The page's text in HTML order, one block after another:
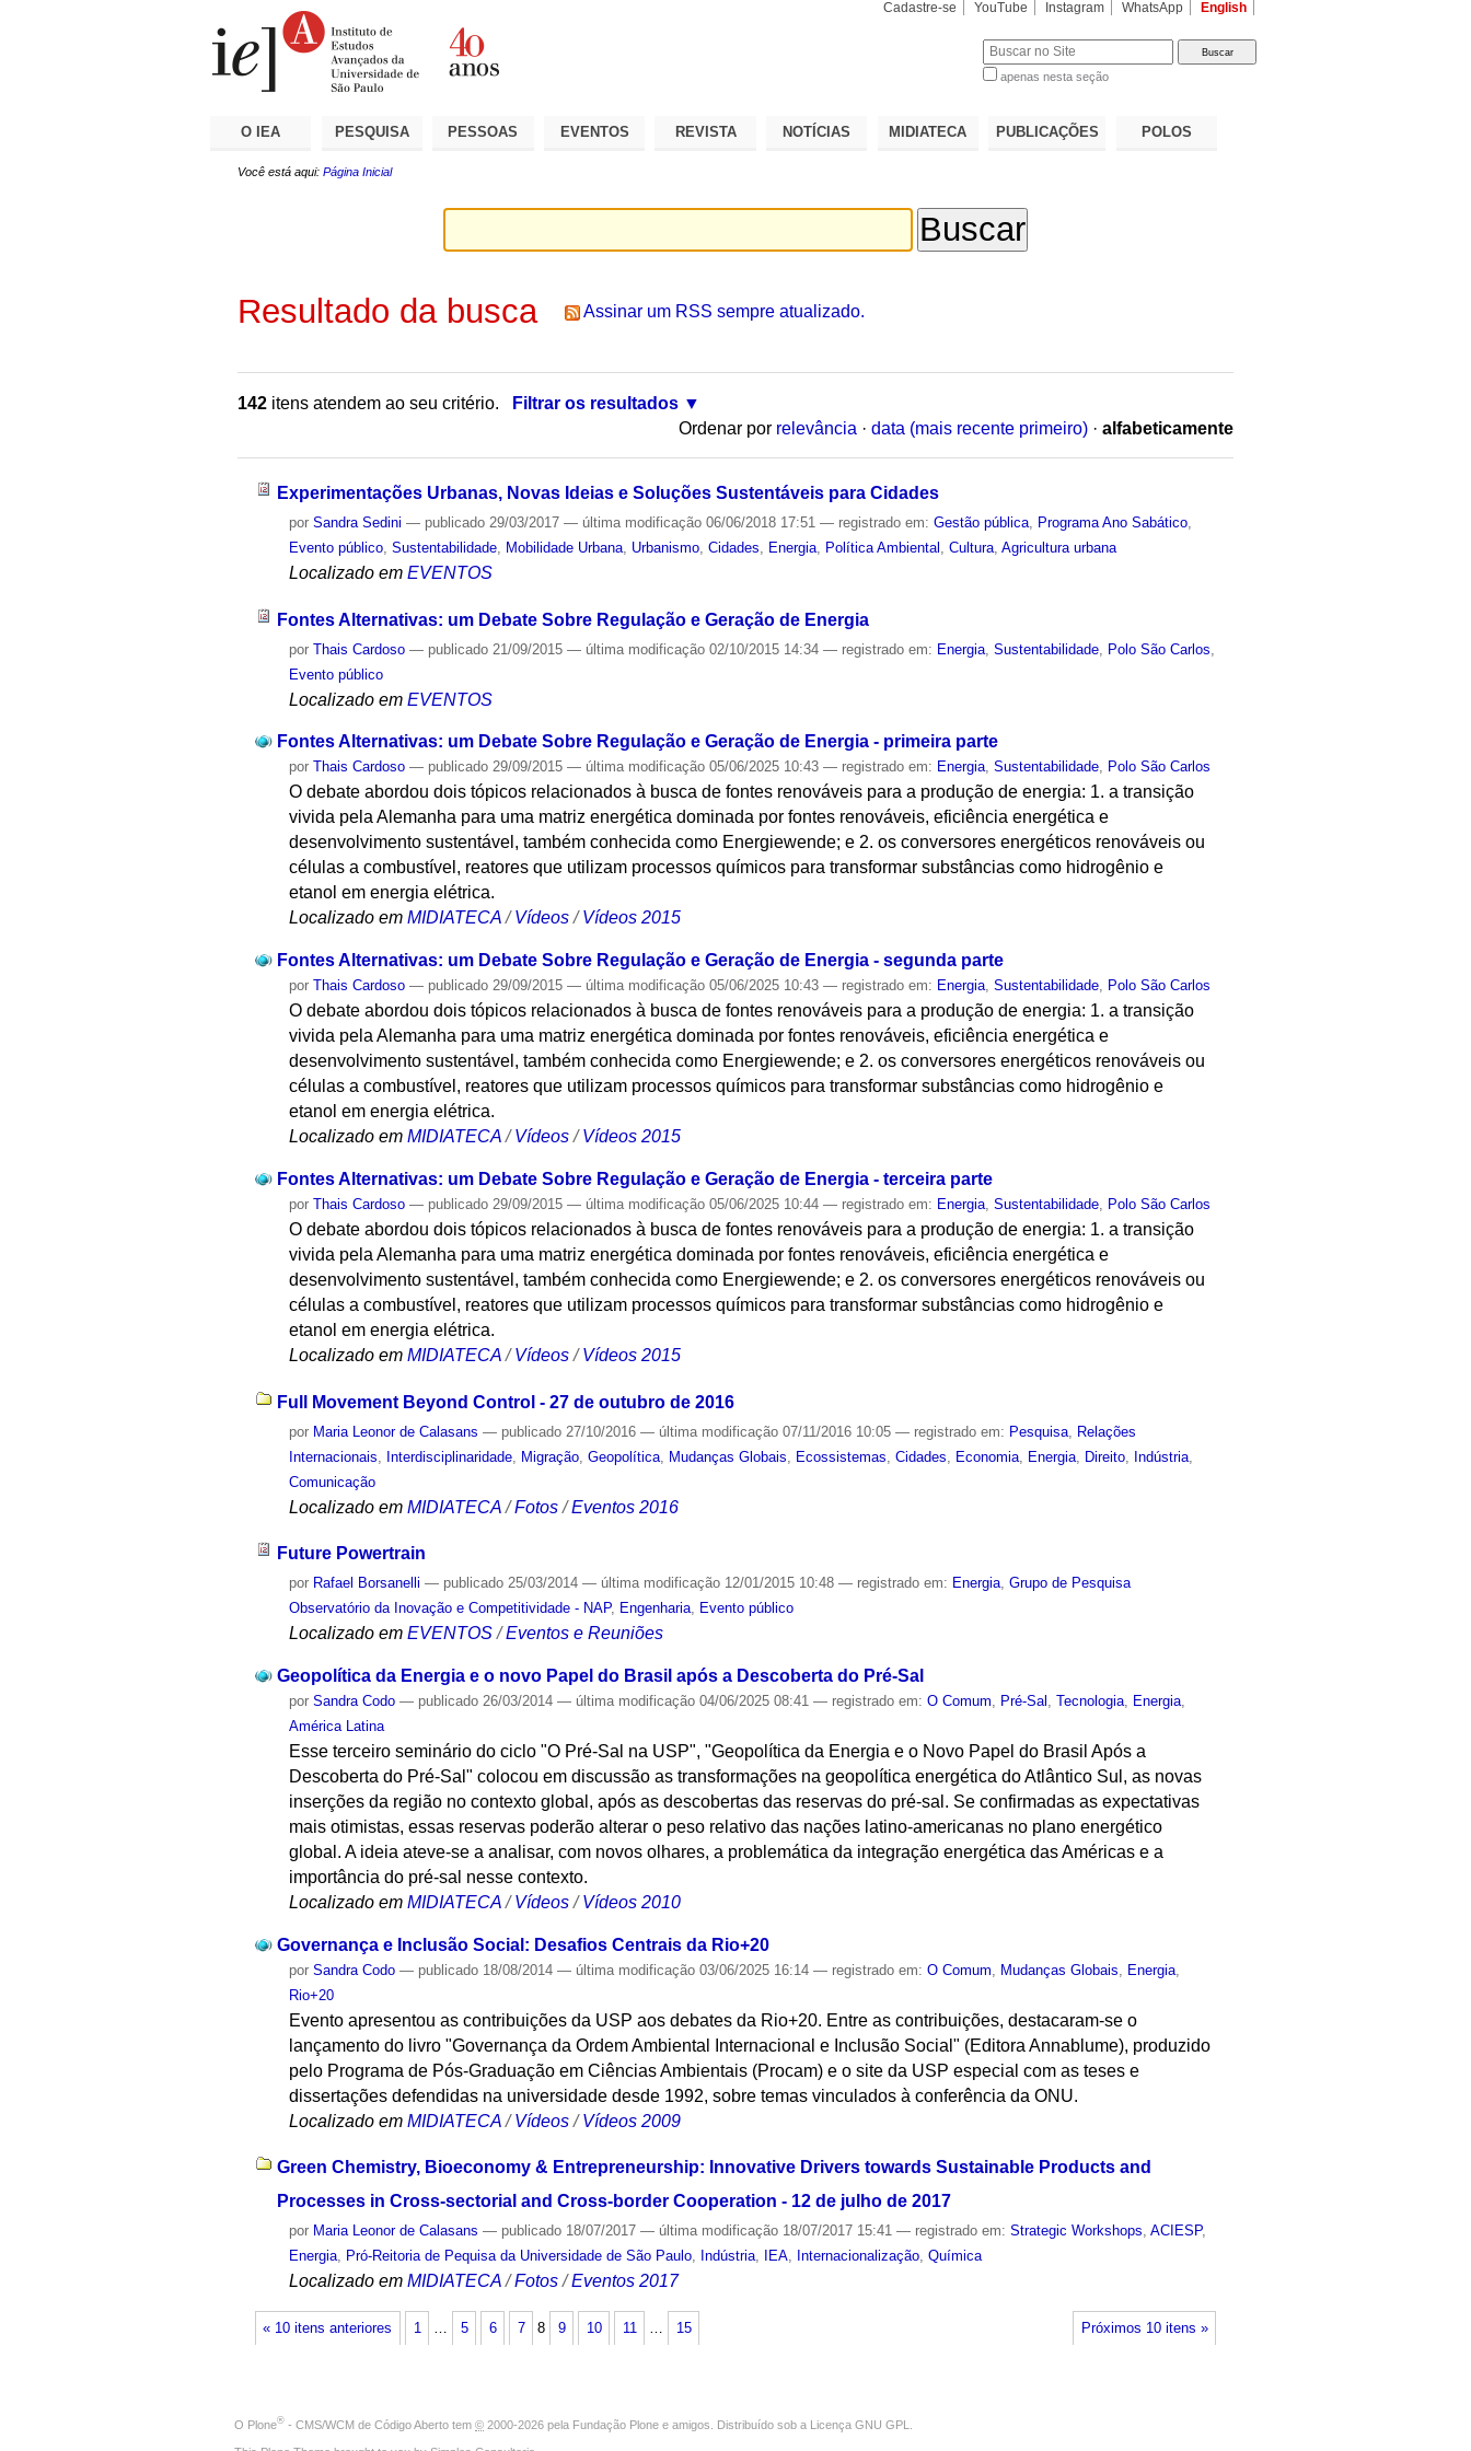
Cadastre-se YouTube Instagram WhatsApp English
apenas nesta seção
O IEA PESQUISA PESSOAS EVENTOS REVISTA NOTÍCIAS MIDIATECA PUBLICAÇÕES POLOS
Você está aqui: Página Inicial
Resultado da busca Assinar um RSS sempre atualizado.
142 itens atendem ao seu critério.
Filtrar os resultados
Ordenar por relevância · data (mais recente primeiro) · alfabeticamente
Experimentações Urbanas, Novas Ideias e Soluções Sustentáveis para Cidades
porSandra Sedini — publicado 29/03/2017— última modificação 06/06/2018 17:51— registrado em:Gestão pública Programa Ano Sabático
Evento público ,Sustentabilidade Mobilidade Urbana Urbanismo ,Cidades Energia Política Ambiental ,Cultura ,Agricultura urbana
Localizado em EVENTOS
Fontes Alternativas: um Debate Sobre Regulação e Geração de Energia
porThais Cardoso — publicado 21/09/2015— última modificação 02/10/2015 14:34— registrado em: Energia ,Sustentabilidade Polo São Carlos
Evento público
Localizado em EVENTOS
Fontes Alternativas: um Debate Sobre Regulação e Geração de Energia - primeira parte
porThais Cardoso — publicado 29/09/2015— última modificação 05/06/2025 10:43— registrado em: Energia,Sustentabilidade, Polo São Carlos
O debate abordou dois tópicos relacionados à busca de fontes renováveis para a produção de energia: 1. a transição
vivida pela Alemanha para uma matriz energética dominada por fontes renováveis, eficiência energética e
desenvolvimento sustentável, também conhecida como Energiewende; e 2. os conversores energéticos renováveis ou
células a combustível, reatores que utilizam processos químicos para transformar substâncias como hidrogênio e
etanol em energia elétrica.
Localizado em MIDIATECA /Vídeos /Vídeos 2015
Fontes Alternativas: um Debate Sobre Regulação e Geração de Energia - segunda parte
porThais Cardoso — publicado 29/09/2015— última modificação 05/06/2025 10:43— registrado em: Energia,Sustentabilidade, Polo São Carlos
O debate abordou dois tópicos relacionados à busca de fontes renováveis para a produção de energia: 1. a transição
vivida pela Alemanha para uma matriz energética dominada por fontes renováveis, eficiência energética e
desenvolvimento sustentável, também conhecida como Energiewende; e 2. os conversores energéticos renováveis ou
células a combustível, reatores que utilizam processos químicos para transformar substâncias como hidrogênio e
etanol em energia elétrica.
Localizado em MIDIATECA /Vídeos /Vídeos 2015
Fontes Alternativas: um Debate Sobre Regulação e Geração de Energia - terceira parte
porThais Cardoso — publicado 29/09/2015— última modificação 05/06/2025 10:44— registrado em: Energia ,Sustentabilidade Polo São Carlos
O debate abordou dois tópicos relacionados à busca de fontes renováveis para a produção de energia: 1. a transição
vivida pela Alemanha para uma matriz energética dominada por fontes renováveis, eficiência energética e
desenvolvimento sustentável, também conhecida como Energiewende; e 2. os conversores energéticos renováveis ou
células a combustível, reatores que utilizam processos químicos para transformar substâncias como hidrogênio e
etanol em energia elétrica.
Localizado em MIDIATECA /Vídeos /Vídeos 2015
Full Movement Beyond Control - 27 de outubro de 2016
por Maria Leonor de Calasans — publicado 27/10/2016— última modificação 07/11/2016 10:05— registrado em: Pesquisa Relações
Internacionais
Interdisciplinaridade Migração ,Geopolítica Mudanças Globais Ecossistemas ,Cidades Economia Energia Direito Indústria
Comunicação
Localizado em MIDIATECA /Fotos /Eventos 2016
Future Powertrain
por Rafael Borsanelli — publicado 25/03/2014— última modificação 12/01/2015 10:48— registrado em: Energia,Grupo de Pesquisa
Observatório da Inovação e Competitividade - NAP, Engenharia, Evento público
Localizado em EVENTOS /Eventos e Reuniões
Geopolítica da Energia e o novo Papel do Brasil após a Descoberta do Pré-Sal
porSandra Codo — publicado 26/03/2014— última modificação 04/06/2025 08:41— registrado em:O Comum Pré-Sal ,Tecnologia Energia
América Latina
Esse terceiro seminário do ciclo "O Pré-Sal na USP", "Geopolítica da Energia e o Novo Papel do Brasil Após a
Descoberta do Pré-Sal" colocou em discussão as transformações na geopolítica energética do Atlântico Sul, as novas
inserções da região no contexto global, após as descobertas das reservas do pré-sal. Se confirmadas as expectativas
mais otimistas, essas reservas poderão alterar o peso relativo das nações latino-americanas no plano energético
global. A ideia ateve-se a analisar, com novos olhares, a problemática da integração energética das Américas e a
importância do pré-sal nesse contexto.
Localizado em MIDIATECA /Vídeos /Vídeos 2010
Governança e Inclusão Social: Desafios Centrais da Rio+20
porSandra Codo — publicado 18/08/2014— última modificação 03/06/2025 16:14— registrado em:O Comum Mudanças Globais Energia
Rio+20
Evento apresentou as contribuições da USP aos debates da Rio+20. Entre as contribuições, destacaram-se o
lançamento do livro "Governança da Ordem Ambiental Internacional e Inclusão Social" (Editora Annablume), produzido
pelo Programa de Pós-Graduação em Ciências Ambientais (Procam) e o site da USP especial com as teses e
dissertações defendidas na universidade desde 1992, sobre temas vinculados à conferência da ONU.
Localizado em MIDIATECA /Vídeos /Vídeos 2009
Green Chemistry, Bioeconomy & Entrepreneurship: Innovative Drivers towards Sustainable Products and
Processes in Cross-sectorial and Cross-border Cooperation - 12 de julho de 2017
por Maria Leonor de Calasans — publicado 18/07/2017— última modificação 18/07/2017 15:41— registrado em:Strategic Workshops,ACIESP,
Energia, Pró-Reitoria de Pequisa da Universidade de São Paulo, Indústria, IEA, Internacionalização,Química
Localizado em MIDIATECA /Fotos /Eventos 2017
« 10 itens anteriores Próximos 10 itens »
1 5 6 7 8 9 10 11 15
O Plone® - CMS/WCM de Código Aberto tem © 2000-2026 pela Fundação Plone e amigos. Distribuído sob a Licença GNU GPL